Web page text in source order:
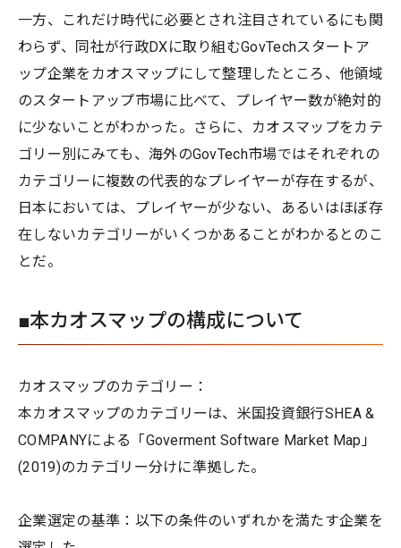
一方、これだけ時代に必要とされ注目されているにも関
わらず、同社が行政DXに取り組むGovTechスタートア
ップ企業をカオスマップにして整理したところ、他領域
のスタートアップ市場に比べて、プレイヤー数が絶対的
に少ないことがわかった。さらに、カオスマップをカテ
ゴリー別にみても、海外のGovTech市場ではそれぞれの
カテゴリーに複数の代表的なプレイヤーが存在するが、
日本においては、プレイヤーが少ない、あるいはほぼ存
在しないカテゴリーがいくつかあることがわかるとのこ
とだ。
■本カオスマップの構成について
カオスマップのカテゴリー：
本カオスマップのカテゴリーは、米国投資銀行SHEA &
COMPANYによる「Goverment Software Market Map」
(2019)のカテゴリー分けに準拠した。
企業選定の基準：以下の条件のいずれかを満たす企業を